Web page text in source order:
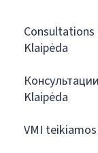
Klaipėda
Klaipėda
VMI